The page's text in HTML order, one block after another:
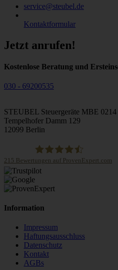
service@steubel.de
Kontaktformular
Jetzt anrufen!
Kostenlose Beratung und
030 - 69200535
STEUBEL Steuergeräte MBE 0214
Tempelhofer Damm 129
12099 Berlin
STEUBEL Steuergeräte
215 Bewertungen auf ProvenExpert.com
Information
Impressum
Haftungsausschluss
Datenschutz
Kontakt
AGBs